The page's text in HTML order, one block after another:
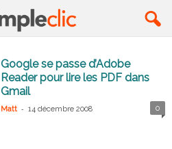
Google se passe d’Adobe
Reader pour lire les PDF dans
Gmail
Matt - 14 décembre 2008 0